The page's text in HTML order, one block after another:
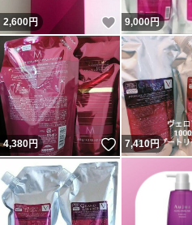
2,600円 いいね！
9,000円
4,380円 いいね！
7,410円